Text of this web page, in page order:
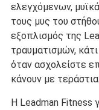
ελεγχόμενων,
τους μυς του
εξοπλισμός της
τραυματισμών,
όταν ασχολείστε
κάνουν με
Η Leadman Fitness